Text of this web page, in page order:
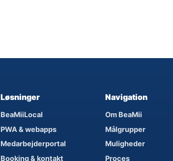
Løsninger
BeaMiiLocal
PWA & webapps
Medarbejderportal
Booking & kontakt
Navigation
Om BeaMii
Målgrupper
Muligheder
Proces